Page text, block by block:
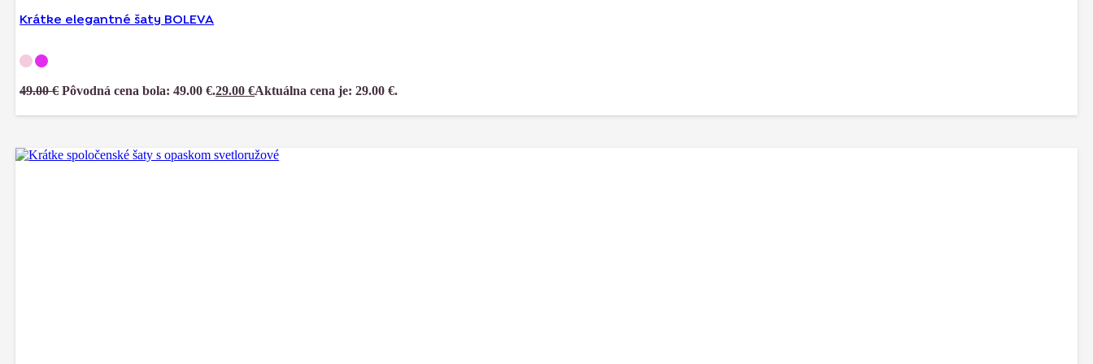
Krátke elegantné šaty BOLEVA
49.00€ Pôvodná cena bola: 49.00 €.29.00€Aktuálna cena je: 29.00 €.